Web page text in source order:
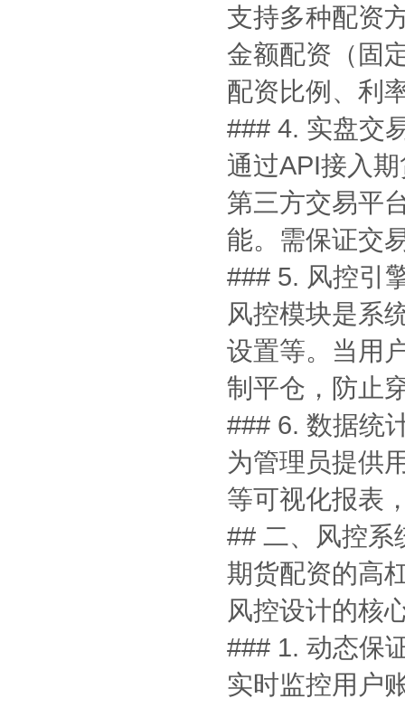
支持多种配资
金额配资（固
配资比例、利
### 4. 实盘交
通过API接入
第三方交易平
能。需保证交
### 5. 风控引
风控模块是系
设置等。当用
制平仓，防止
### 6. 数据统
为管理员提供
等可视化报表
## 二、风控系
期货配资的高
风控设计的核
### 1. 动态保
实时监控用户